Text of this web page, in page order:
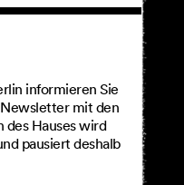
informieren Sie
mit den
Hauses wird
pausiert deshalb